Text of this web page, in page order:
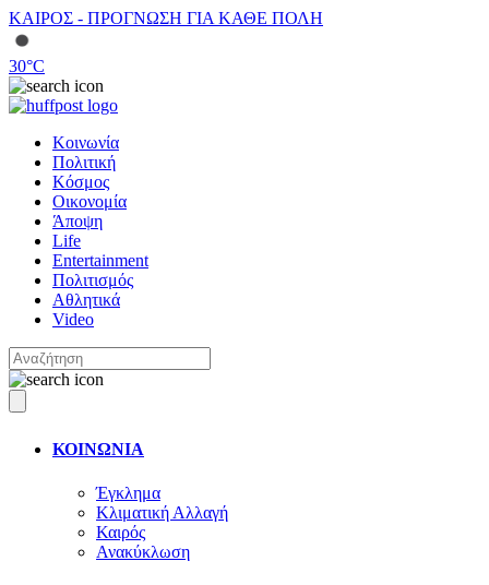
ΚΑΙΡΟΣ - ΠΡΟΓΝΩΣΗ ΓΙΑ ΚΑΘΕ ΠΟΛΗ
30°C
Κοινωνία
Πολιτική
Κόσμος
Οικονομία
Άποψη
Life
Entertainment
Πολιτισμός
Αθλητικά
Video
ΚΟΙΝΩΝΙΑ
Έγκλημα
Κλιματική Αλλαγή
Καιρός
Ανακύκλωση